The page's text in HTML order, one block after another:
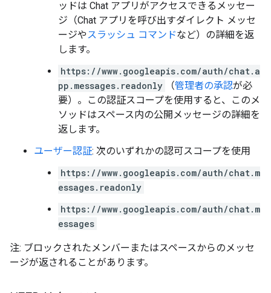
ッドは Chat アプリがアクセスできるメッセー
ジ（Chat アプリを呼び出すダイレクト メッセ
ージやスラッシュ コマンドなど）の詳細を返
します。
https://www.googleapis.com/auth/chat.a
pp.messages.readonly
（管理者の承認が必
要）。この認証スコープを使用すると、このメ
ソッドはスペース内の公開メッセージの詳細を
返します。
ユーザー認証: 次のいずれかの認可スコープを使用
https://www.googleapis.com/auth/chat.m
essages.readonly
https://www.googleapis.com/auth/chat.m
essages
注: ブロックされたメンバーまたはスペースからのメッセ
ージが返されることがあります。